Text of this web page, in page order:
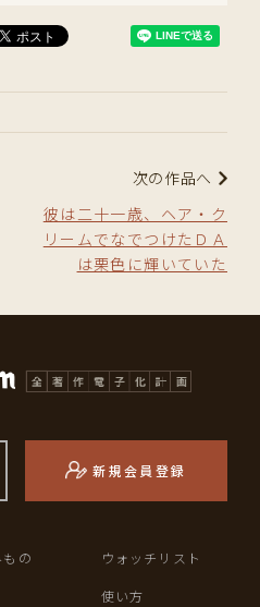
次の作品へ
彼は二十一歳、ヘア・ク
リームでなでつけたＤＡ
は栗色に輝いていた
新規会員登録
の ウォッチリスト
使い方